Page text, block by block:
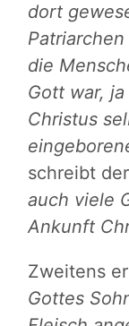
dort
die
Gott war,
Christus
schreibt
auch viele
Ankunft
Zweitens
Gottes